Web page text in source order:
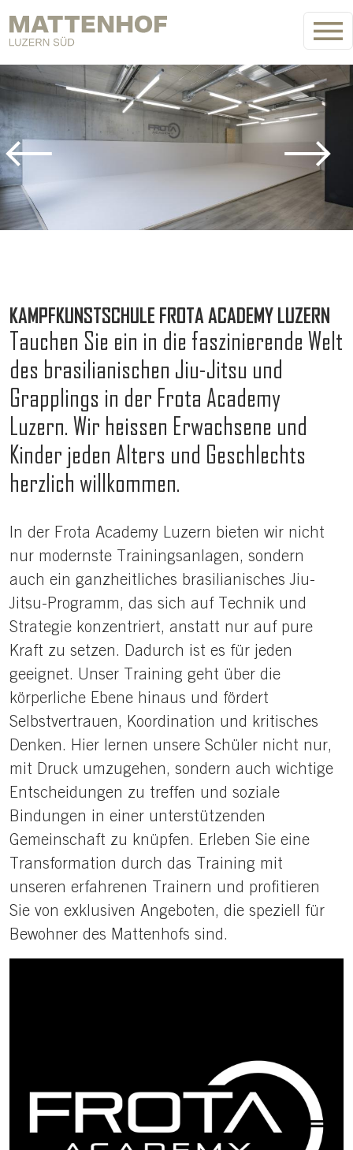
Bild
KAMPFKUNSTSCHULE FROTA ACADEMY LUZERN
Tauchen Sie ein in die faszinierende Welt
des brasilianischen Jiu-Jitsu und
Grapplings in der Frota Academy
Luzern. Wir heissen Erwachsene und
Kinder jeden Alters und Geschlechts
herzlich willkommen.
Body
In der Frota Academy Luzern bieten wir nicht
nur modernste Trainingsanlagen, sondern
auch ein ganzheitliches brasilianisches Jiu-
Jitsu-Programm, das sich auf Technik und
Strategie konzentriert, anstatt nur auf pure
Kraft zu setzen. Dadurch ist es für jeden
geeignet. Unser Training geht über die
körperliche Ebene hinaus und fördert
Selbstvertrauen, Koordination und kritisches
Denken. Hier lernen unsere Schüler nicht nur,
mit Druck umzugehen, sondern auch wichtige
Entscheidungen zu treffen und soziale
Bindungen in einer unterstützenden
Gemeinschaft zu knüpfen. Erleben Sie eine
Transformation durch das Training mit
unseren erfahrenen Trainern und profitieren
Sie von exklusiven Angeboten, die speziell für
Bewohner des Mattenhofs sind.